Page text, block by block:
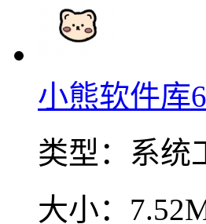
小熊软件库
类型： 系统
大小：